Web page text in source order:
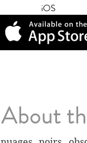
iOS
About